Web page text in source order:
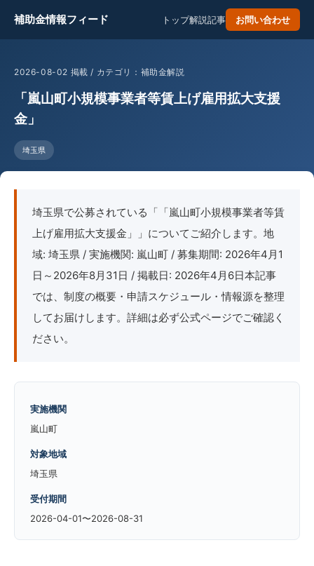
補助金情報フィード トップ解説記事 お問い合わせ
2026-08-02 掲載 / カテゴリ：補助金解説
「嵐山町小規模事業者等賃上げ雇用拡大支援
金」
埼玉県
埼玉県で公募されている「「嵐山町小規模事業者等賃
上げ雇用拡大支援金」」についてご紹介します。地
域: 埼玉県 / 実施機関: 嵐山町 / 募集期間: 2026年4月1
日～2026年8月31日 / 掲載日: 2026年4月6日本記事
では、制度の概要・申請スケジュール・情報源を整理
してお届けします。詳細は必ず公式ページでご確認く
ださい。
実施機関
嵐山町
対象地域
埼玉県
受付期間
2026-04-01〜2026-08-31